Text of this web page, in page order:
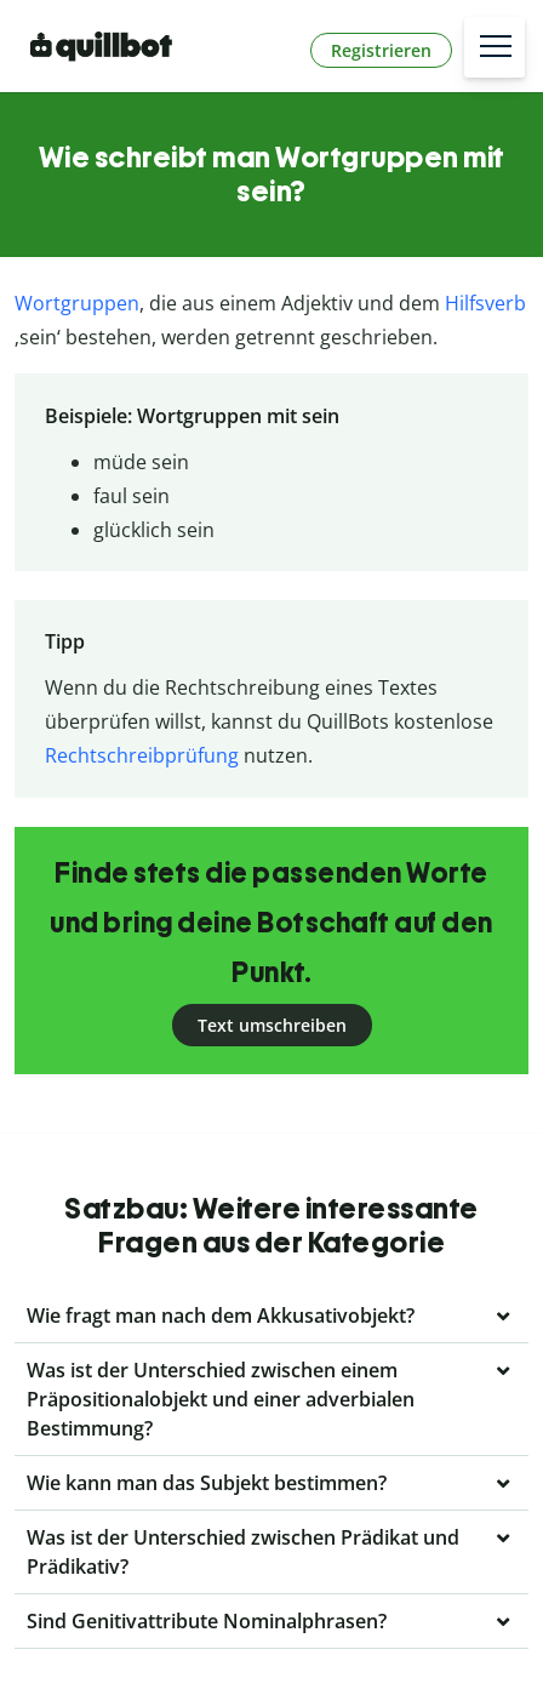
Registrieren
Wie schreibt man Wortgruppen mit
sein?
Wortgruppen, die aus einem Adjektiv und dem Hilfsverb
‚sein‘ bestehen, werden getrennt geschrieben.
Beispiele: Wortgruppen mit sein
müde sein
faul sein
glücklich sein
Tipp
Wenn du die Rechtschreibung eines Textes
überprüfen willst, kannst du QuillBots kostenlose
Rechtschreibprüfungnutzen.
Finde stets die passenden Worte
und bring deine Botschaft auf den
Punkt.
Text umschreiben
Satzbau: Weitere interessante
Fragen aus der Kategorie
Wie fragt man nach dem Akkusativobjekt?
Was ist der Unterschied zwischen einem
Präpositionalobjekt und einer adverbialen
Bestimmung?
Wie kann man das Subjekt bestimmen?
Was ist der Unterschied zwischen Prädikat und
Prädikativ?
Sind Genitivattribute Nominalphrasen?